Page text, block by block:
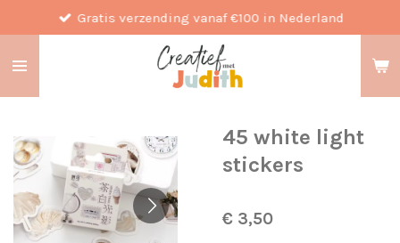
direct
naar
Gratis verzending vanaf €100 in Nederland
45 white light
stickers
€ 3,50